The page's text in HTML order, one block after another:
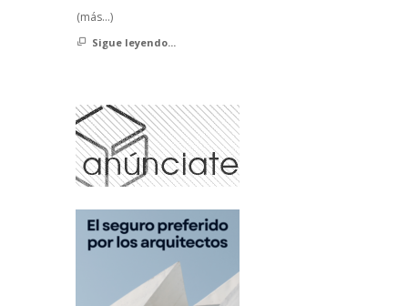
(más…)
Sigue leyendo...